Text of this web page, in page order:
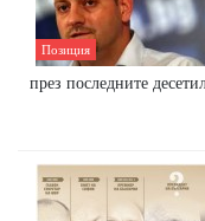
Позиция
през последните